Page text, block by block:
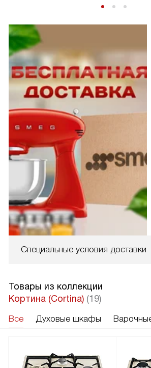
Специальные условия доставки
Товары из коллекции
Кортина (Cortina) (19)
Все Духовые шкафы